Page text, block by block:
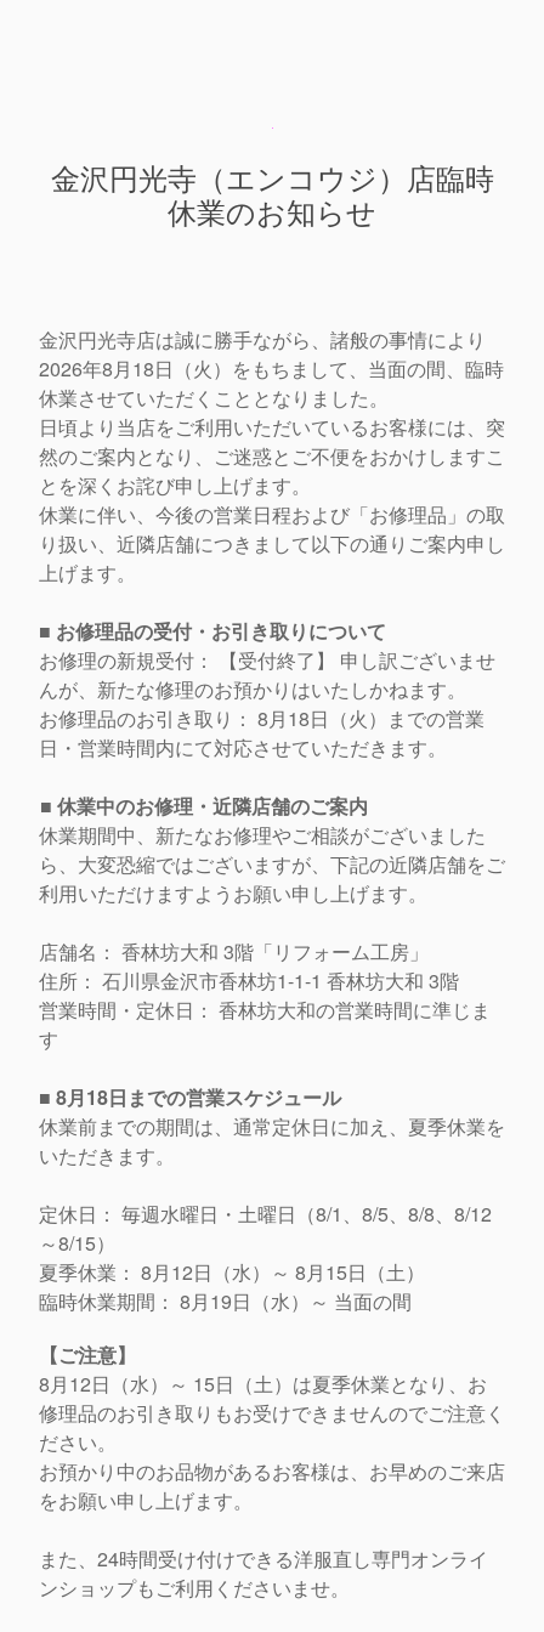
金沢円光寺（エンコウジ）店臨時
休業のお知らせ
金沢円光寺店は誠に勝手ながら、 諸般の事情により
2026年8月18日（火）をもちまして、 当面の間、臨時
休業させていただくこととなりました。
日頃より当店をご利用いただいているお客様には、 突
然のご案内となり、 ご迷惑とご不便をおかけしますこ
とを深くお詫び申し上げます。
休業に伴い、今後の営業日程および「お修理品」の取
り扱い、 近隣店舗につきまして以下の通りご案内申し
上げます。
■ お修理品の受付・お引き取りについて
お修理の新規受付： 【受付終了】 申し訳ございませ
んが、新たな修理のお預かりはいたしかねます。
お修理品のお引き取り： 8月18日（火）までの営業
日・ 営業時間内にて対応させていただきます。
■ 休業中のお修理・近隣店舗のご案内
休業期間中、新たなお修理やご相談がございました
ら、 大変恐縮ではございますが、 下記の近隣店舗をご
利用いただけますようお願い申し上げます。
店舗名： 香林坊大和 3階「リフォーム工房」
住所： 石川県金沢市香林坊1-1-1 香林坊大和 3階
営業時間・定休日： 香林坊大和の営業時間に準じま
す
■ 8月18日までの営業スケジュール
休業前までの期間は、通常定休日に加え、 夏季休業を
いただきます。
定休日： 毎週水曜日・土曜日（8/1、8/5、8/8、8/12
～8/15）
夏季休業： 8月12日（水）～ 8月15日（土）
臨時休業期間： 8月19日（水）～ 当面の間
【ご注意】
8月12日（水）～ 15日（土）は夏季休業となり、 お
修理品のお引き取りもお受けできませんのでご注意く
ださい。
お預かり中のお品物があるお客様は、 お早めのご来店
をお願い申し上げます。
また、 24時間受け付けできる洋服直し専門オンライ
ンショップもご利用 くださいませ。